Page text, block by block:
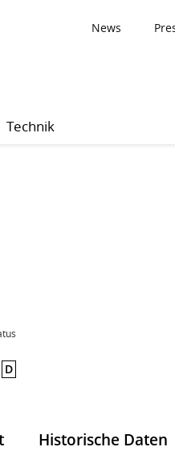
News
Technik
D
Historische Daten